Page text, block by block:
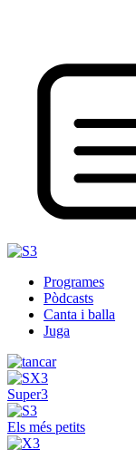
Programes
Pòdcasts
Canta i balla
Juga
Super3
Els més petits